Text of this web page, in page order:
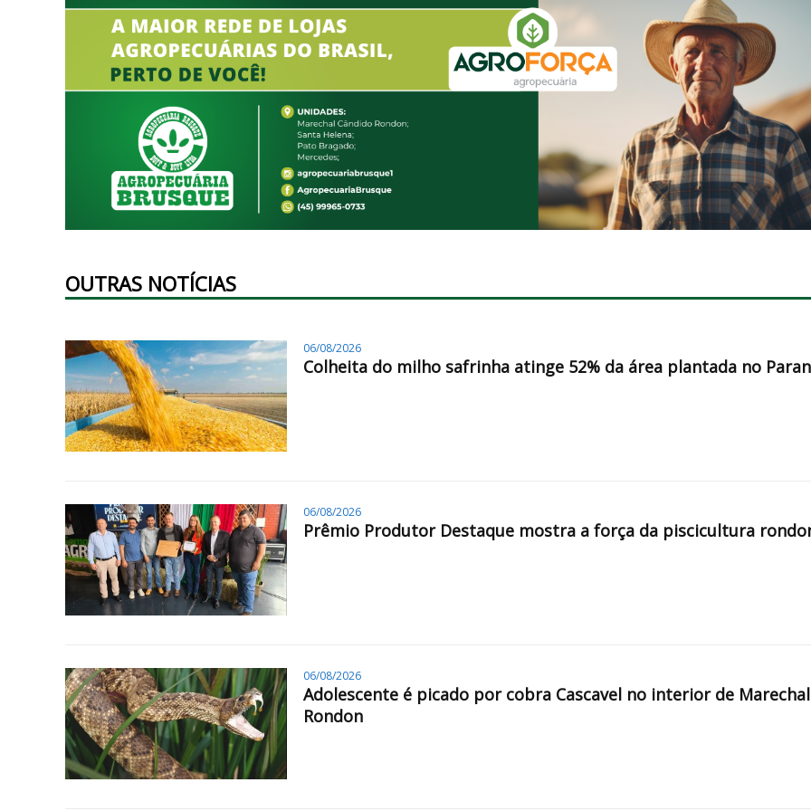
OUTRAS NOTÍCIAS
06/08/2026
Colheita do milho safrinha atinge 52% da área plantada no
06/08/2026
Prêmio Produtor Destaque mostra a força da piscicultura
06/08/2026
Adolescente é picado por cobra Cascavel no interior de Marechal
Rondon